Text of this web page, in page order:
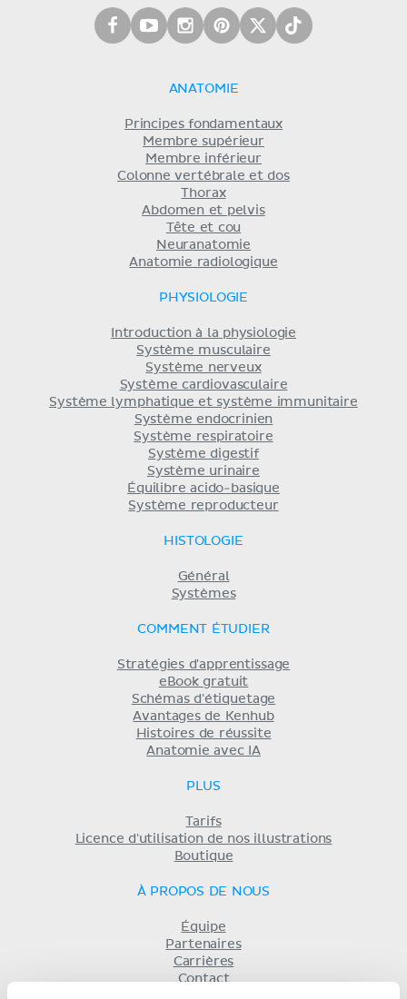
ANATOMIE
Principes fondamentaux
Membre supérieur
Membre inférieur
Colonne vertébrale et dos
Thorax
Abdomen et pelvis
Tête et cou
Neuranatomie
Anatomie radiologique
PHYSIOLOGIE
Introduction à la physiologie
Système musculaire
Système nerveux
Système cardiovasculaire
Système lymphatique et système immunitaire
Système endocrinien
Système respiratoire
Système digestif
Système urinaire
Équilibre acido-basique
Système reproducteur
HISTOLOGIE
Général
Systèmes
COMMENT ÉTUDIER
Stratégies d'apprentissage
eBook gratuit
Schémas d'étiquetage
Avantages de Kenhub
Histoires de réussite
Anatomie avec IA
PLUS
Tarifs
Licence d'utilisation de nos illustrations
Boutique
À PROPOS DE NOUS
Équipe
Partenaires
Carrières
Contact